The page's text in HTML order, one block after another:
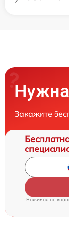
Нужна
Закажите
Нажимая на